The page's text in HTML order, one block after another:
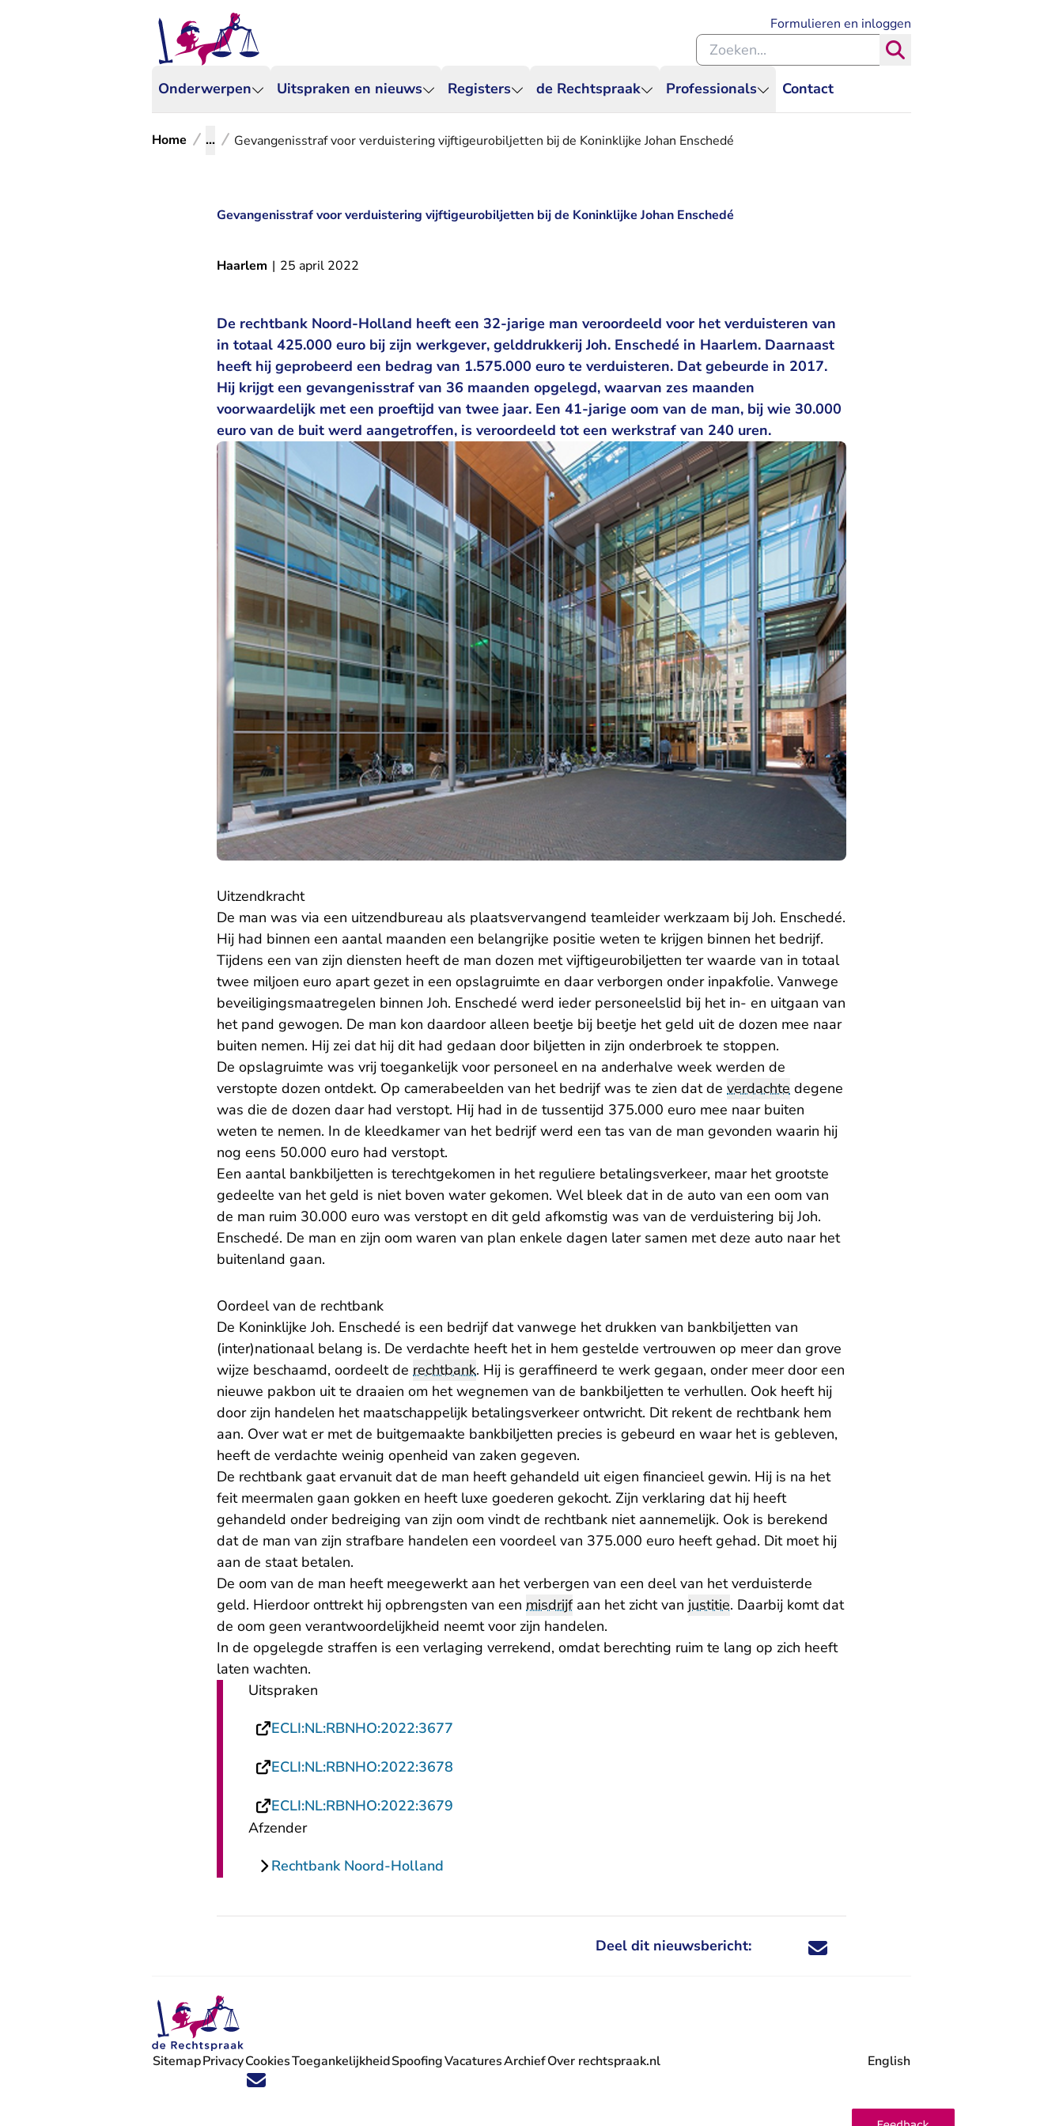
Onderwerpen Uitspraken en nieuws Registers de Rechtspraak Professionals Contact
Formulieren en inloggen
Zoeken binnen de Rechtspraak
Home ... Gevangenisstraf voor verduistering vijftigeurobiljetten bij de Koninklijke Johan Enschedé
Gevangenisstraf voor verduistering vijftigeurobiljetten bij de Koninklijke Johan Enschedé
Haarlem | 25 april 2022
De rechtbank Noord-Holland heeft een 32-jarige man veroordeeld voor het verduisteren van
in totaal 425.000 euro bij zijn werkgever, gelddrukkerij Joh. Enschedé in Haarlem. Daarnaast
heeft hij geprobeerd een bedrag van 1.575.000 euro te verduisteren. Dat gebeurde in 2017.
Hij krijgt een gevangenisstraf van 36 maanden opgelegd, waarvan zes maanden
voorwaardelijk met een proeftijd van twee jaar. Een 41-jarige oom van de man, bij wie 30.000
euro van de buit werd aangetroffen, is veroordeeld tot een werkstraf van 240 uren.
Uitzendkracht
De man was via een uitzendbureau als plaatsvervangend teamleider werkzaam bij Joh. Enschedé.
Hij had binnen een aantal maanden een belangrijke positie weten te krijgen binnen het bedrijf.
Tijdens een van zijn diensten heeft de man dozen met vijftigeurobiljetten ter waarde van in totaal
twee miljoen euro apart gezet in een opslagruimte en daar verborgen onder inpakfolie. Vanwege
beveiligingsmaatregelen binnen Joh. Enschedé werd ieder personeelslid bij het in- en uitgaan van
het pand gewogen. De man kon daardoor alleen beetje bij beetje het geld uit de dozen mee naar
buiten nemen. Hij zei dat hij dit had gedaan door biljetten in zijn onderbroek te stoppen.
De opslagruimte was vrij toegankelijk voor personeel en na anderhalve week werden de
verstopte dozen ontdekt. Op camerabeelden van het bedrijf was te zien dat de verdachte degene
was die de dozen daar had verstopt. Hij had in de tussentijd 375.000 euro mee naar buiten
weten te nemen. In de kleedkamer van het bedrijf werd een tas van de man gevonden waarin hij
nog eens 50.000 euro had verstopt.
Een aantal bankbiljetten is terechtgekomen in het reguliere betalingsverkeer, maar het grootste
gedeelte van het geld is niet boven water gekomen. Wel bleek dat in de auto van een oom van
de man ruim 30.000 euro was verstopt en dit geld afkomstig was van de verduistering bij Joh.
Enschedé. De man en zijn oom waren van plan enkele dagen later samen met deze auto naar het
buitenland gaan.
Oordeel van de rechtbank
De Koninklijke Joh. Enschedé is een bedrijf dat vanwege het drukken van bankbiljetten van
(inter)nationaal belang is. De verdachte heeft het in hem gestelde vertrouwen op meer dan grove
wijze beschaamd, oordeelt de rechtbank. Hij is geraffineerd te werk gegaan, onder meer door een
nieuwe pakbon uit te draaien om het wegnemen van de bankbiljetten te verhullen. Ook heeft hij
door zijn handelen het maatschappelijk betalingsverkeer ontwricht. Dit rekent de rechtbank hem
aan. Over wat er met de buitgemaakte bankbiljetten precies is gebeurd en waar het is gebleven,
heeft de verdachte weinig openheid van zaken gegeven.
De rechtbank gaat ervanuit dat de man heeft gehandeld uit eigen financieel gewin. Hij is na het
feit meermalen gaan gokken en heeft luxe goederen gekocht. Zijn verklaring dat hij heeft
gehandeld onder bedreiging van zijn oom vindt de rechtbank niet aannemelijk. Ook is berekend
dat de man van zijn strafbare handelen een voordeel van 375.000 euro heeft gehad. Dit moet hij
aan de staat betalen.
De oom van de man heeft meegewerkt aan het verbergen van een deel van het verduisterde
geld. Hierdoor onttrekt hij opbrengsten van een misdrijfaan het zicht van justitie. Daarbij komt dat
de oom geen verantwoordelijkheid neemt voor zijn handelen.
In de opgelegde straffen is een verlaging verrekend, omdat berechting ruim te lang op zich heeft
laten wachten.
Uitspraken
ECLI:NL:RBNHO:2022:3677
ECLI:NL:RBNHO:2022:3678
ECLI:NL:RBNHO:2022:3679
Afzender
Rechtbank Noord-Holland
Deel dit nieuwsbericht: Deel dit nieuwsbericht via X - U verlaat
Deel dit nieuwsbericht via Facebook - U
Deel dit nieuwsbericht via e-mail
Deel dit nieuwsbericht via LinkedIn - U
Volg ons op X (Twitter) - U verlaat Rechtspraak.nl
Volg ons op Facebook - U verlaat Rechtspraak.nl
Volg ons op Instagram - U verlaat Rechtspraak.nl
Volg ons op Youtube - U verlaat Rechtspraak.nl
Volg ons op LinkedIn - U verlaat Rechtspraak.nl
'Blijf op de hoogte' nieuwsbrief - U verlaat Rechtspraak.nl
SitemapPrivacyCookiesToegankelijkheidSpoofingVacatures
- U verlaat Rechtspraak.nl
ArchiefOver rechtspraak.nl English